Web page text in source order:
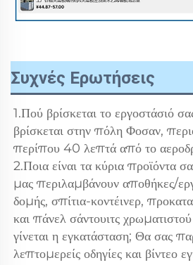
Συχνές Ερωτήσεις
1.Πού βρίσκεται το εργοστάσιό
βρίσκεται στην πόλη Φοσαν,
περίπου 40 λεπτά από το
2.Ποια είναι τα κύρια προϊόντα
μας περιλαμβάνουν αποθήκες/
δομής, σπίτια-κοντέινερ,
και πάνελ σάντουιτς
γίνεται η εγκατάσταση; Θα σας
λεπτομερείς οδηγίες και βίντεο